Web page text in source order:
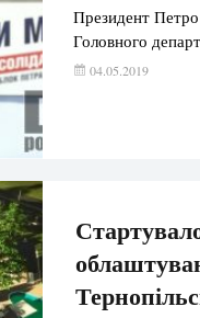
Президент Петро
Головного
04.05.2019